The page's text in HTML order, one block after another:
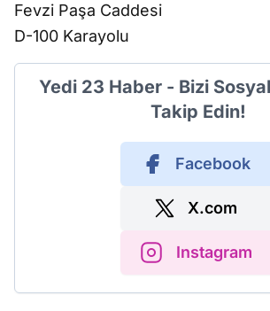
Fevzi Paşa Caddesi
D-100 Karayolu
Yedi 23 Haber - Bizi
Takip Edin!
Facebook
X.com
Instagram